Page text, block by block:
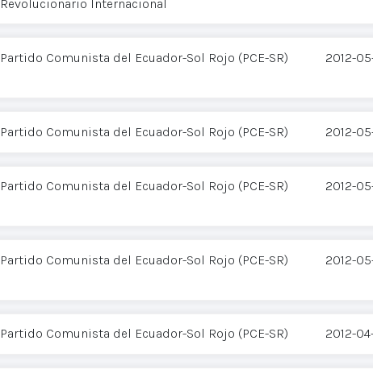
Revolucionario Internacional
Partido Comunista del Ecuador-Sol Rojo (PCE-SR) 2012-
Partido Comunista del Ecuador-Sol Rojo (PCE-SR) 2012-
Partido Comunista del Ecuador-Sol Rojo (PCE-SR) 2012-
Partido Comunista del Ecuador-Sol Rojo (PCE-SR) 2012-
Partido Comunista del Ecuador-Sol Rojo (PCE-SR) 2012-